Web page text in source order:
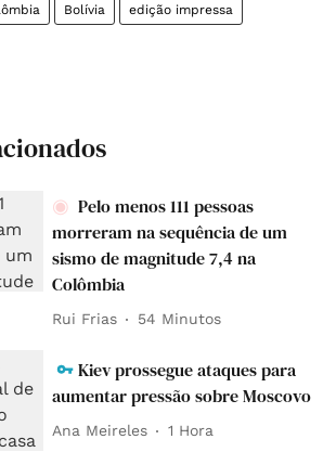
Bolívia edição impressa
Pelo menos 111 pessoas
morreram na sequência de um
sismo de magnitude 7,4 na
Colômbia
Rui Frias 54 Minutos
Kiev prossegue ataques para
aumentar pressão sobre Moscovo
Ana Meireles 1 Hora